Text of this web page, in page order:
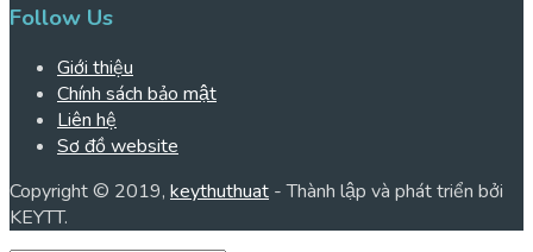
Follow Us
Giới thiệu
Chính sách bảo mật
Liên hệ
Sơ đồ website
Copyright © 2019, keythuthuat - Thành lập và phát triển bởi
KEYTT.